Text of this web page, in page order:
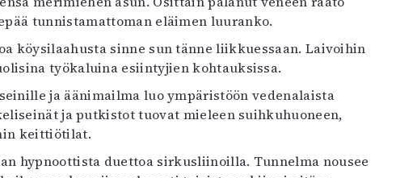
tunnistamattoman eläimen luuranko.
köysilaahusta sinne sun tänne liikkuessaan. Laivoihin
työkaluina esiintyjien kohtauksissa.
ja äänimailma luo ympäristöön vedenalaista
ja putkistot tuovat mieleen suihkuhuoneen,
keittiötilat.
hypnoottista duettoa sirkusliinoilla. Tunnelma nousee